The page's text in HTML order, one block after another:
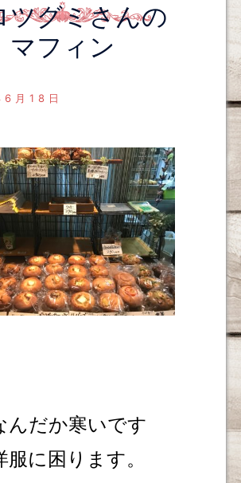
ツグミさんの
マフィン
月18日
んだか寒いです
服に困ります。